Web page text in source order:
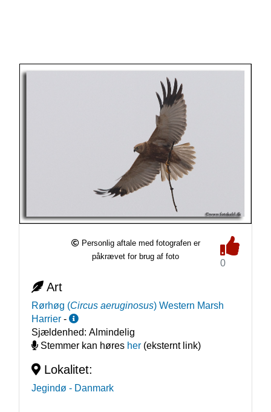
Personlig aftale med fotografen er
påkrævet for brug af foto
0
Art
Rørhøg (Circus aeruginosus) Western Marsh
Harrier -
Sjældenhed: Almindelig
Stemmer kan høres her(eksternt link)
Lokalitet:
Jegindø - Danmark